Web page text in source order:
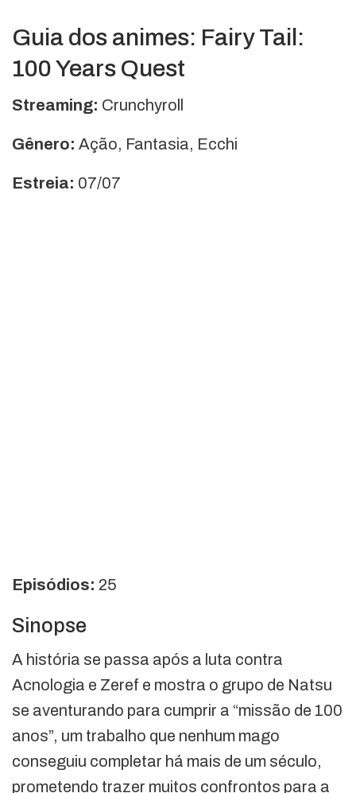
Guia dos animes: Fairy Tail:
100 Years Quest
Streaming: Crunchyroll
Gênero: Ação, Fantasia, Ecchi
Estreia: 07/07
Episódios: 25
Sinopse
A história se passa após a luta contra
Acnologia e Zeref e mostra o grupo de Natsu
se aventurando para cumprir a “missão de 100
anos”, um trabalho que nenhum mago
conseguiu completar há mais de um século,
prometendo trazer muitos confrontos para a